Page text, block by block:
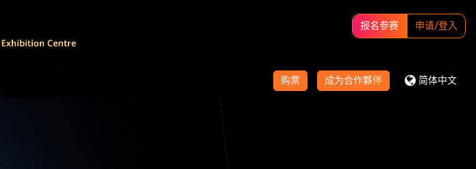
报名参赛 申请/登入
购票 成为合作夥伴 简体中文